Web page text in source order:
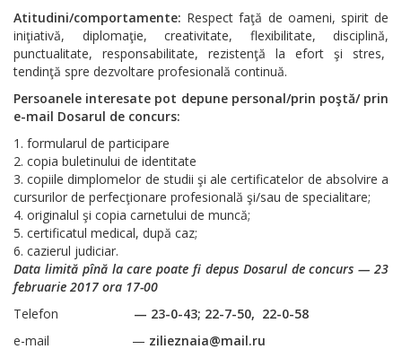
Atitudini/comportamente: Respect faţă de oameni, spirit de
iniţiativă, diplomaţie, creativitate, flexibilitate, disciplină,
punctualitate, responsabilitate, rezistenţă la efort şi stres,
tendinţă spre dezvoltare profesională continuă.
Persoanele interesate pot depune personal/prin poştă/ prin
e-mail Dosarul de concurs:
formularul de participare
copia buletinului de identitate
copiile dimplomelor de studii şi ale certificatelor de absolvire a
cursurilor de perfecţionare profesională şi/sau de specialitare;
originalul şi copia carnetului de muncă;
certificatul medical, după caz;
cazierul judiciar.
Data limită pînă la care poate fi depus Dosarul de concurs — 23
februarie 2017 ora 17-00
Telefon — 23-0-43; 22-7-50, 22-0-58
e-mail — zilieznaia@mail.ru